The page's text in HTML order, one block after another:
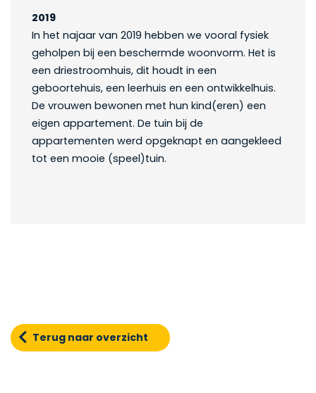
2019
In het najaar van 2019 hebben we vooral fysiek
geholpen bij een beschermde woonvorm. Het is
een driestroomhuis, dit houdt in een
geboortehuis, een leerhuis en een ontwikkelhuis.
De vrouwen bewonen met hun kind(eren) een
eigen appartement. De tuin bij de
appartementen werd opgeknapt en aangekleed
tot een mooie (speel)tuin.
Terug naar overzicht